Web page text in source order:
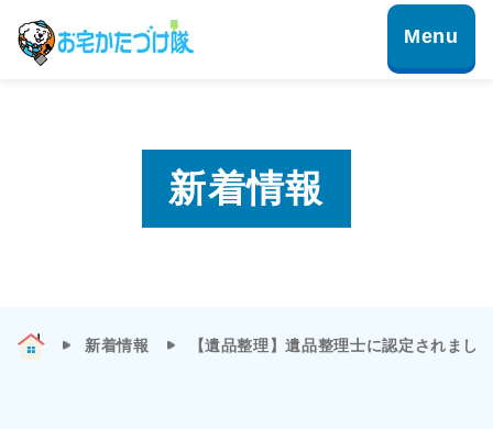
新着情報
新着情報 【遺品整理】遺品整理士に認定されまし